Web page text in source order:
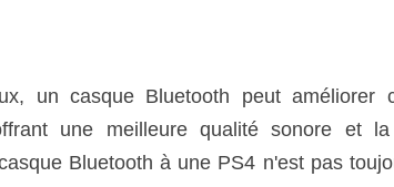
un casque Bluetooth peut améliorer
une meilleure qualité sonore et
Bluetooth à une PS4 n'est pas